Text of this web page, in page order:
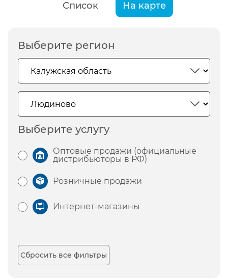
Список На карте
Выберите регион
Выберите услугу
Оптовые продажи (официальные
дистрибьюторы в РФ)
Розничные продажи
Интернет-магазины
Сбросить все фильтры